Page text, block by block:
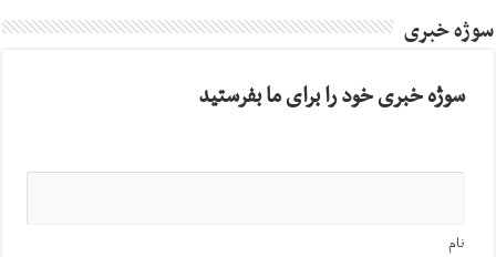
سوژه خبری
سوژه خبری خود را برای ما بفرستید
نام